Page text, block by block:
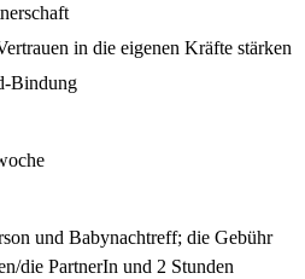
in die eigenen Kräfte stärken
Bindung
und Babynachtreff; die Gebühr
die PartnerIn und 2 Stunden